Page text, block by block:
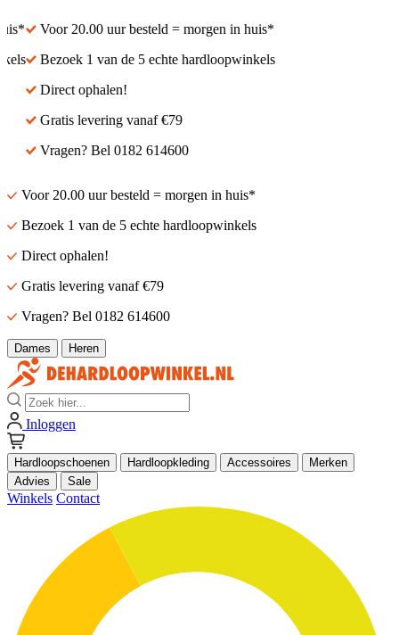
Voor 20.00 uur besteld = morgen in huis*
Bezoek 1 van de 5 echte hardloopwinkels
Direct ophalen!
Gratis levering vanaf €79
Vragen? Bel 0182 614600
Voor 20.00 uur besteld = morgen in huis*
Bezoek 1 van de 5 echte hardloopwinkels
Direct ophalen!
Gratis levering vanaf €79
Vragen? Bel 0182 614600
Dames Heren
Zoek
Inloggen
Hardloopschoenen Hardloopkleding Accessoires
Merken
Advies
Sale
Winkels Contact